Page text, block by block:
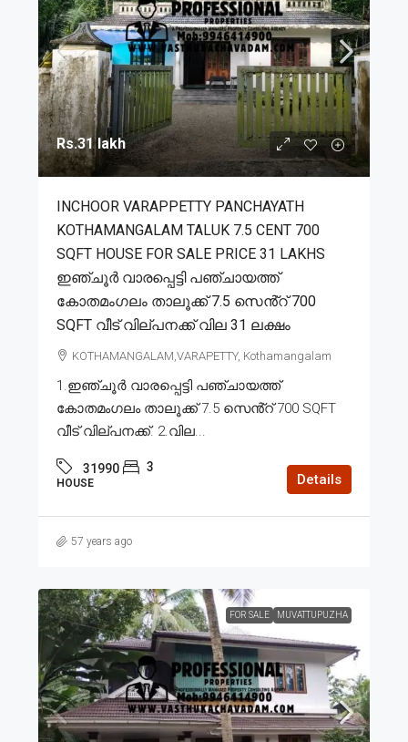
Rs.31 lakh
INCHOOR VARAPPETTY PANCHAYATH
KOTHAMANGALAM TALUK 7.5 CENT 700
SQFT HOUSE FOR SALE PRICE 31 LAKHS
ഇഞ്ചൂർ വാരപ്പെട്ടി പഞ്ചായത്ത്
കോതമംഗലം താലൂക്ക് 7.5 സെൻ്റ് 700
SQFT വീട് വില്പനക്ക് വില 31 ലക്ഷം
KOTHAMANGALAM,VARAPETTY, Kothamangalam
1.ഇഞ്ചൂർ വാരപ്പെട്ടി പഞ്ചായത്ത്
കോതമംഗലം താലൂക്ക് 7.5 സെൻ്റ് 700 SQFT
വീട് വില്പനക്ക്. 2.വില...
31990 3
HOUSE Details
57 years ago
FOR SALE MUVATTUPUZHA